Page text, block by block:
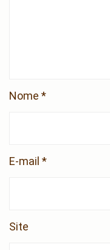
Nome *
E-mail *
Site